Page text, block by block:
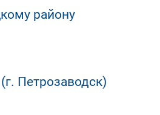
району
Петрозаводск)